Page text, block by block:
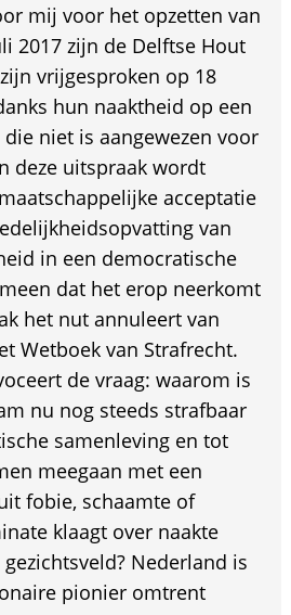
mij voor het opzetten van
2017 zijn de Delftse Hout
vrijgesproken op 18
hun naaktheid op een
niet is aangewezen voor
deze uitspraak wordt
acceptatie
van
in een democratische
dat het erop neerkomt
het nut annuleert van
Wetboek van Strafrecht.
de vraag: waarom is
nu nog steeds strafbaar
samenleving en tot
meegaan met een
fobie, schaamte of
klaagt over naakte
Nederland is
pionier omtrent